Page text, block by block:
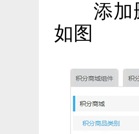
添加删
如图